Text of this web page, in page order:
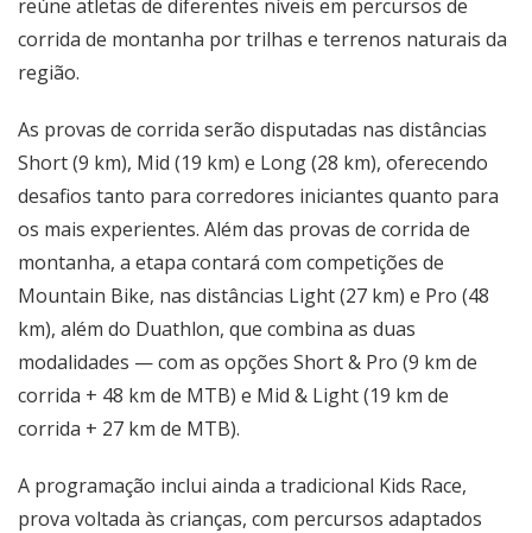
reúne atletas de diferentes níveis em percursos de
corrida de montanha por trilhas e terrenos naturais da
região.
As provas de corrida serão disputadas nas distâncias
Short (9 km), Mid (19 km) e Long (28 km), oferecendo
desafios tanto para corredores iniciantes quanto para
os mais experientes. Além das provas de corrida de
montanha, a etapa contará com competições de
Mountain Bike, nas distâncias Light (27 km) e Pro (48
km), além do Duathlon, que combina as duas
modalidades — com as opções Short & Pro (9 km de
corrida + 48 km de MTB) e Mid & Light (19 km de
corrida + 27 km de MTB).
A programação inclui ainda a tradicional Kids Race,
prova voltada às crianças, com percursos adaptados